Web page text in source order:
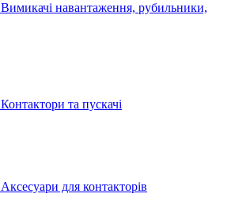
Вимикачі навантаження, рубильники,
Контактори та пускачі
Аксесуари для контакторів